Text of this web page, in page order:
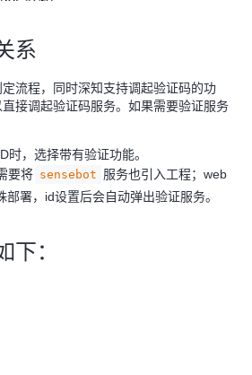
系
流程，同时深知支持调起验证码的功
接调起验证码服务。如果需要验证服务
时，选择带有验证功能。
要将 sensebot 服务也引入工程；web
署，id设置后会自动弹出验证服务。
下：